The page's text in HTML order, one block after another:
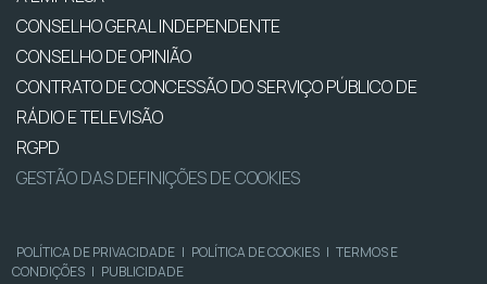
CONSELHO GERAL INDEPENDENTE
CONSELHO DE OPINIÃO
CONTRATO DE CONCESSÃO DO SERVIÇO PÚBLICO DE
RÁDIO E TELEVISÃO
RGPD
GESTÃO DAS DEFINIÇÕES DE COOKIES
POLÍTICA DE PRIVACIDADE | POLÍTICA DE COOKIES | TERMOS E
CONDIÇÕES | PUBLICIDADE